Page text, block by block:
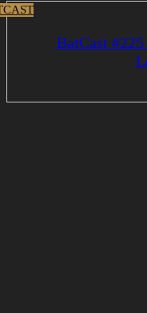
BatCast